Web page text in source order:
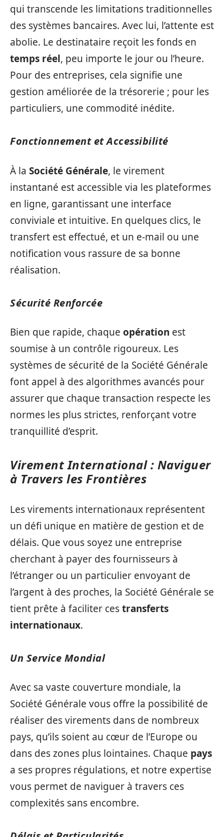
qui transcende les limitations traditionnelles
des systèmes bancaires. Avec lui, l’attente est
abolie. Le destinataire reçoit les fonds en
temps réel, peu importe le jour ou l’heure.
Pour des entreprises, cela signifie une
gestion améliorée de la trésorerie ; pour les
particuliers, une commodité inédite.
Fonctionnement et Accessibilité
À la Société Générale, le virement
instantané est accessible via les plateformes
en ligne, garantissant une interface
conviviale et intuitive. En quelques clics, le
transfert est effectué, et un e-mail ou une
notification vous rassure de sa bonne
réalisation.
Sécurité Renforcée
Bien que rapide, chaque opération est
soumise à un contrôle rigoureux. Les
systèmes de sécurité de la Société Générale
font appel à des algorithmes avancés pour
assurer que chaque transaction respecte les
normes les plus strictes, renforçant votre
tranquillité d’esprit.
Virement International : Naviguer
à Travers les Frontières
Les virements internationaux représentent
un défi unique en matière de gestion et de
délais. Que vous soyez une entreprise
cherchant à payer des fournisseurs à
l’étranger ou un particulier envoyant de
l’argent à des proches, la Société Générale se
tient prête à faciliter cestransferts
internationaux.
Un Service Mondial
Avec sa vaste couverture mondiale, la
Société Générale vous offre la possibilité de
réaliser des virements dans de nombreux
pays, qu’ils soient au cœur de l’Europe ou
dans des zones plus lointaines. Chaque pays
a ses propres régulations, et notre expertise
vous permet de naviguer à travers ces
complexités sans encombre.